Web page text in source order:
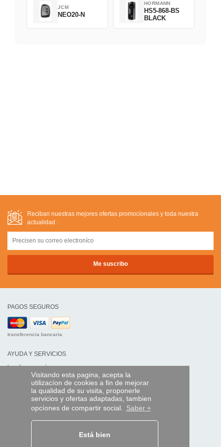
Visitando esta pagina, acepta la
utilizacíon de cookies a fin de mejorar
la qualidad de su visita, proponerle
servicios y ofertas adaptadas, tambien
opcíones de compartir social. Saber +
Está bien
JCM
NEO20-N
HORMANN
HS5-868-BS
BLACK
Reciban nuestras mejores ofertas promocíonales y toda nuestra
actualidad :
PAGOS SEGUROS
transferencia bancaria
AYUDA Y SERVICIOS
Localice su envío
MANDO EXPRESS
¿Quiénes somos?
Información legal
Datos personales